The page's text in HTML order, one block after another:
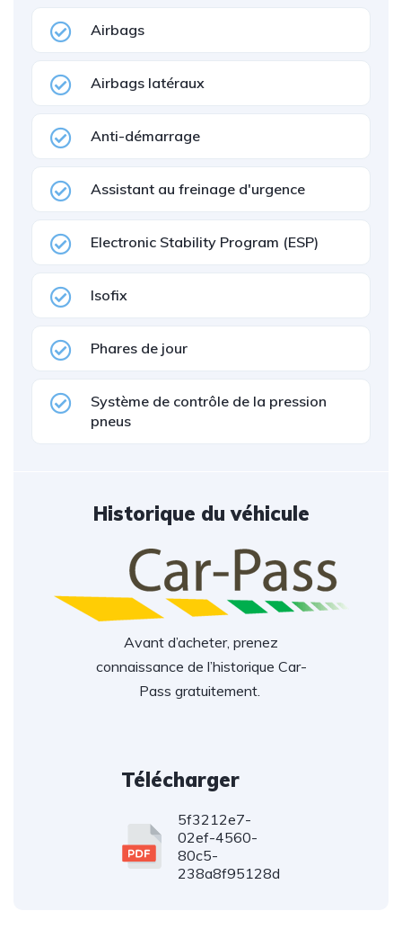
Airbags
Airbags latéraux
Anti-démarrage
Assistant au freinage d'urgence
Electronic Stability Program (ESP)
Isofix
Phares de jour
Système de contrôle de la pression
pneus
Historique du véhicule
Avant d’acheter, prenez
connaissance de l’historique Car-
Pass gratuitement.
Télécharger
5f3212e7-
02ef-4560-
80c5-
238a8f95128d